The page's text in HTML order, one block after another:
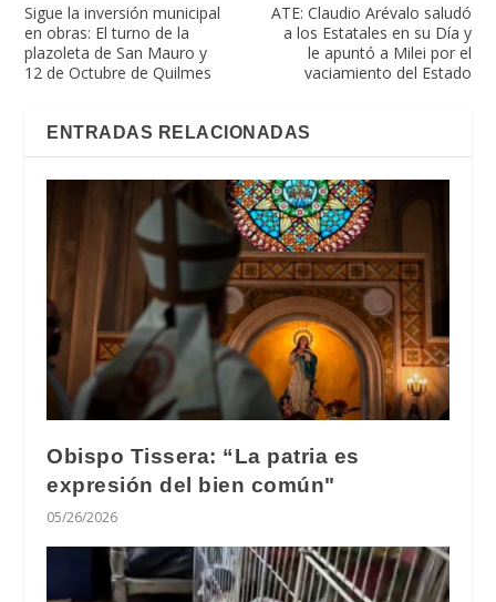
Sigue la inversión municipal
en obras: El turno de la
plazoleta de San Mauro y
12 de Octubre de Quilmes
ATE: Claudio Arévalo saludó
a los Estatales en su Día y
le apuntó a Milei por el
vaciamiento del Estado
ENTRADAS RELACIONADAS
Obispo Tissera: “La patria es
expresión del bien común"
05/26/2026